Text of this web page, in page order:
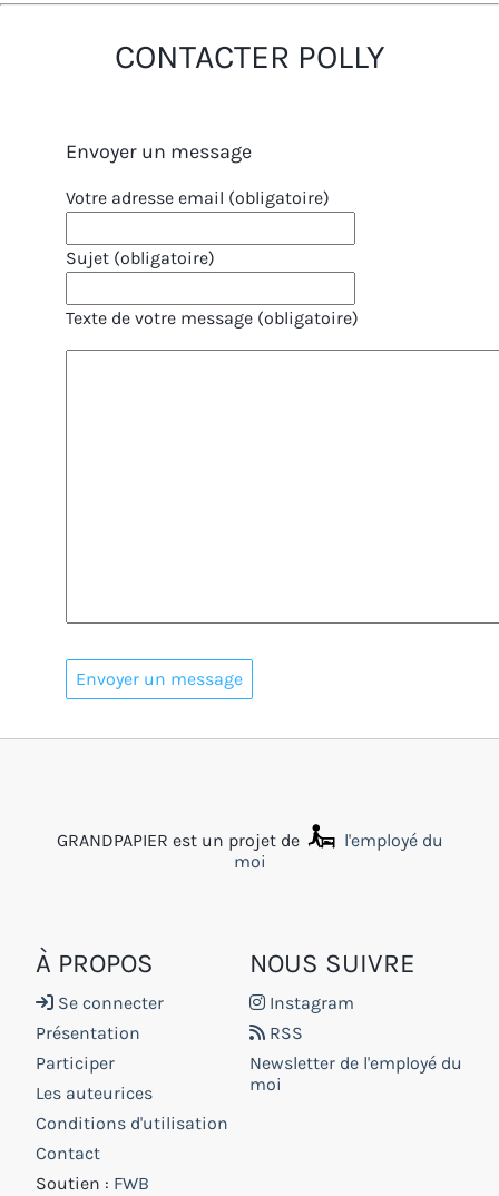
CONTACTER POLLY
Envoyer un message
Votre adresse email (obligatoire)
Sujet (obligatoire)
Texte de votre message (obligatoire)
GRANDPAPIER est un projet de
l'employé du
moi
À PROPOS
Se connecter
Présentation
Participer
Les auteurices
Conditions d'utilisation
Contact
Soutien : FWB
NOUS SUIVRE
Instagram
RSS
Newsletter de l'employé du
moi